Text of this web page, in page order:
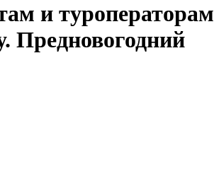
и туроператорам
Предновогодний